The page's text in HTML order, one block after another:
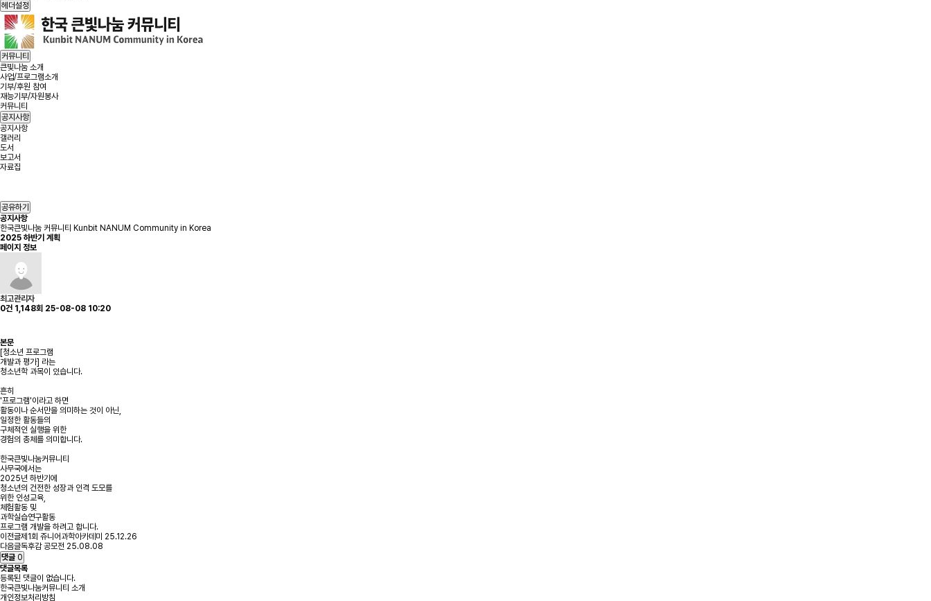
헤더설정
커뮤니티
큰빛나눔 소개
사업/프로그램소개
기부/후원 참여
재능기부/자원봉사
커뮤니티
공지사항
공지사항
갤러리
도서
보고서
자료집
공유하기
공지사항
한국큰빛나눔 커뮤니티 Kunbit NANUM Community in Korea
2025 하반기 계획
페이지 정보
최고관리자
0건 1,148회 25-08-08 10:20
본문
[청소년 프로그램
개발과 평가] 라는
청소년학 과목이 있습니다.
흔히
'프로그램'이라고 하면
활동이나 순서만을 의미하는 것이 아닌,
일정한 활동들의
구체적인 실행을 위한
경험의 총체를 의미합니다.
한국큰빛나눔커뮤니티
사무국에서는
2025년 하반기에
청소년의 건전한 성장과 인격 도모를
위한 인성교육,
체험활동 및
과학실습연구활동
프로그램 개발을 하려고 합니다.
이전글제1회 쥬니어과학아카데미 25.12.26
다음글독후감 공모전 25.08.08
댓글 0
댓글목록
등록된 댓글이 없습니다.
한국큰빛나눔커뮤니티 소개
개인정보처리방침